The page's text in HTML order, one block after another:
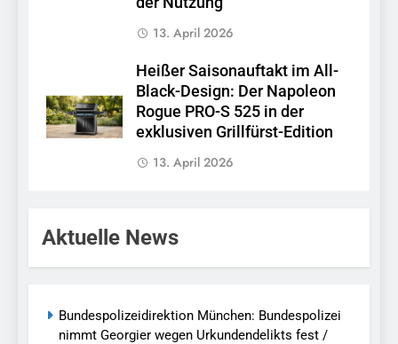
13. April 2026
Heißer Saisonauftakt im All-
Black-Design: Der Napoleon
Rogue PRO-S 525 in der
exklusiven Grillfürst-Edition
13. April 2026
Aktuelle News
Bundespolizeidirektion München: Bundespolizei
nimmt Georgier wegen Urkundendelikts fest /